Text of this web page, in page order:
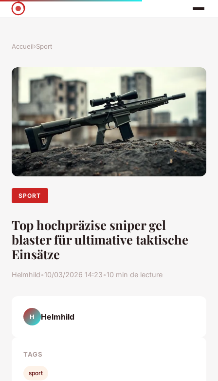
Accueil›Sport
SPORT
Top hochpräzise sniper gel
blaster für ultimative taktische
Einsätze
Helmhild•10/03/2026 14:23•10 min de lecture
H Helmhild
TAGS
sport